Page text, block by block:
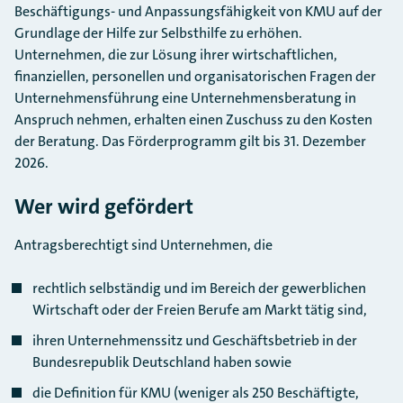
Beschäftigungs- und Anpassungsfähigkeit von KMU auf der
Grundlage der Hilfe zur Selbsthilfe zu erhöhen.
Unternehmen, die zur Lösung ihrer wirtschaftlichen,
finanziellen, personellen und organisatorischen Fragen der
Unternehmensführung eine Unternehmensberatung in
Anspruch nehmen, erhalten einen Zuschuss zu den Kosten
der Beratung. Das Förderprogramm gilt bis 31. Dezember
2026.
Wer wird gefördert
Antragsberechtigt sind Unternehmen, die
rechtlich selbständig und im Bereich der gewerblichen
Wirtschaft oder der Freien Berufe am Markt tätig sind,
ihren Unternehmenssitz und Geschäftsbetrieb in der
Bundesrepublik Deutschland haben sowie
die Definition für KMU (weniger als 250 Beschäftigte,